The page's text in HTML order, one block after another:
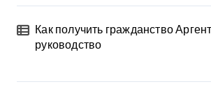
Как получить гражданство
руководство